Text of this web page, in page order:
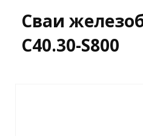
Сваи
С40.30-S800